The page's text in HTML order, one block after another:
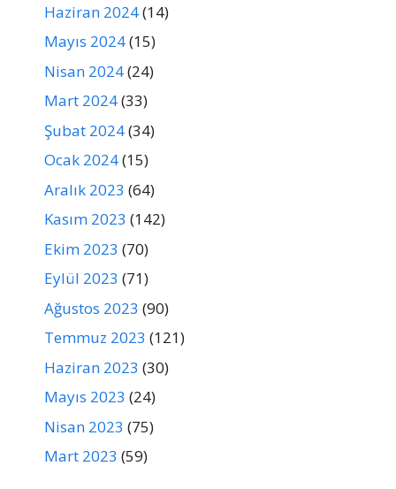
Haziran 2024(14)
Mayıs 2024(15)
Nisan 2024(24)
Mart 2024(33)
Şubat 2024(34)
Ocak 2024(15)
Aralık 2023 (64)
Kasım 2023 (142)
Ekim 2023 (70)
Eylül 2023 (71)
Ağustos 2023 (90)
Temmuz 2023 (121)
Haziran 2023 (30)
Mayıs 2023 (24)
Nisan 2023 (75)
Mart 2023 (59)